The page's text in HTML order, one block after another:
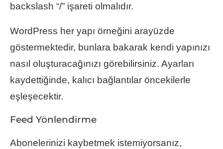
backslash “/” işareti olmalıdır.
WordPress her yapı örneğini arayüzde
göstermektedir, bunlara bakarak kendi yapınızı
nasıl oluşturacağınızı görebilirsiniz. Ayarları
kaydettiğinde, kalıcı bağlantılar öncekilerle
eşleşecektir.
Feed Yönlendirme
Abonelerinizi kaybetmek istemiyorsanız,